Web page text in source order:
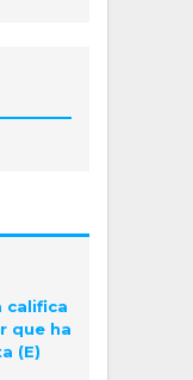
califica
que ha
(E)